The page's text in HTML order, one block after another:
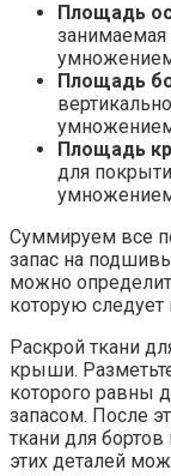
Площадь
занимаемая
Площадь
Площадь
для
Суммируем все
запас на
можно
которую следует
Раскрой ткани
крыши.
которого равны
запасом. После
ткани для
этих деталей